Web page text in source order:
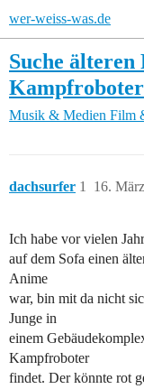
wer-weiss-was.de
Suche
Kampfroboter
Musik & Medien Film
dachsurfer 16.
1
Ich habe vor vielen
auf dem Sofa einen
Anime
war, bin mit da nicht
Junge in
einem
Kampfroboter
findet. Der könnte rot